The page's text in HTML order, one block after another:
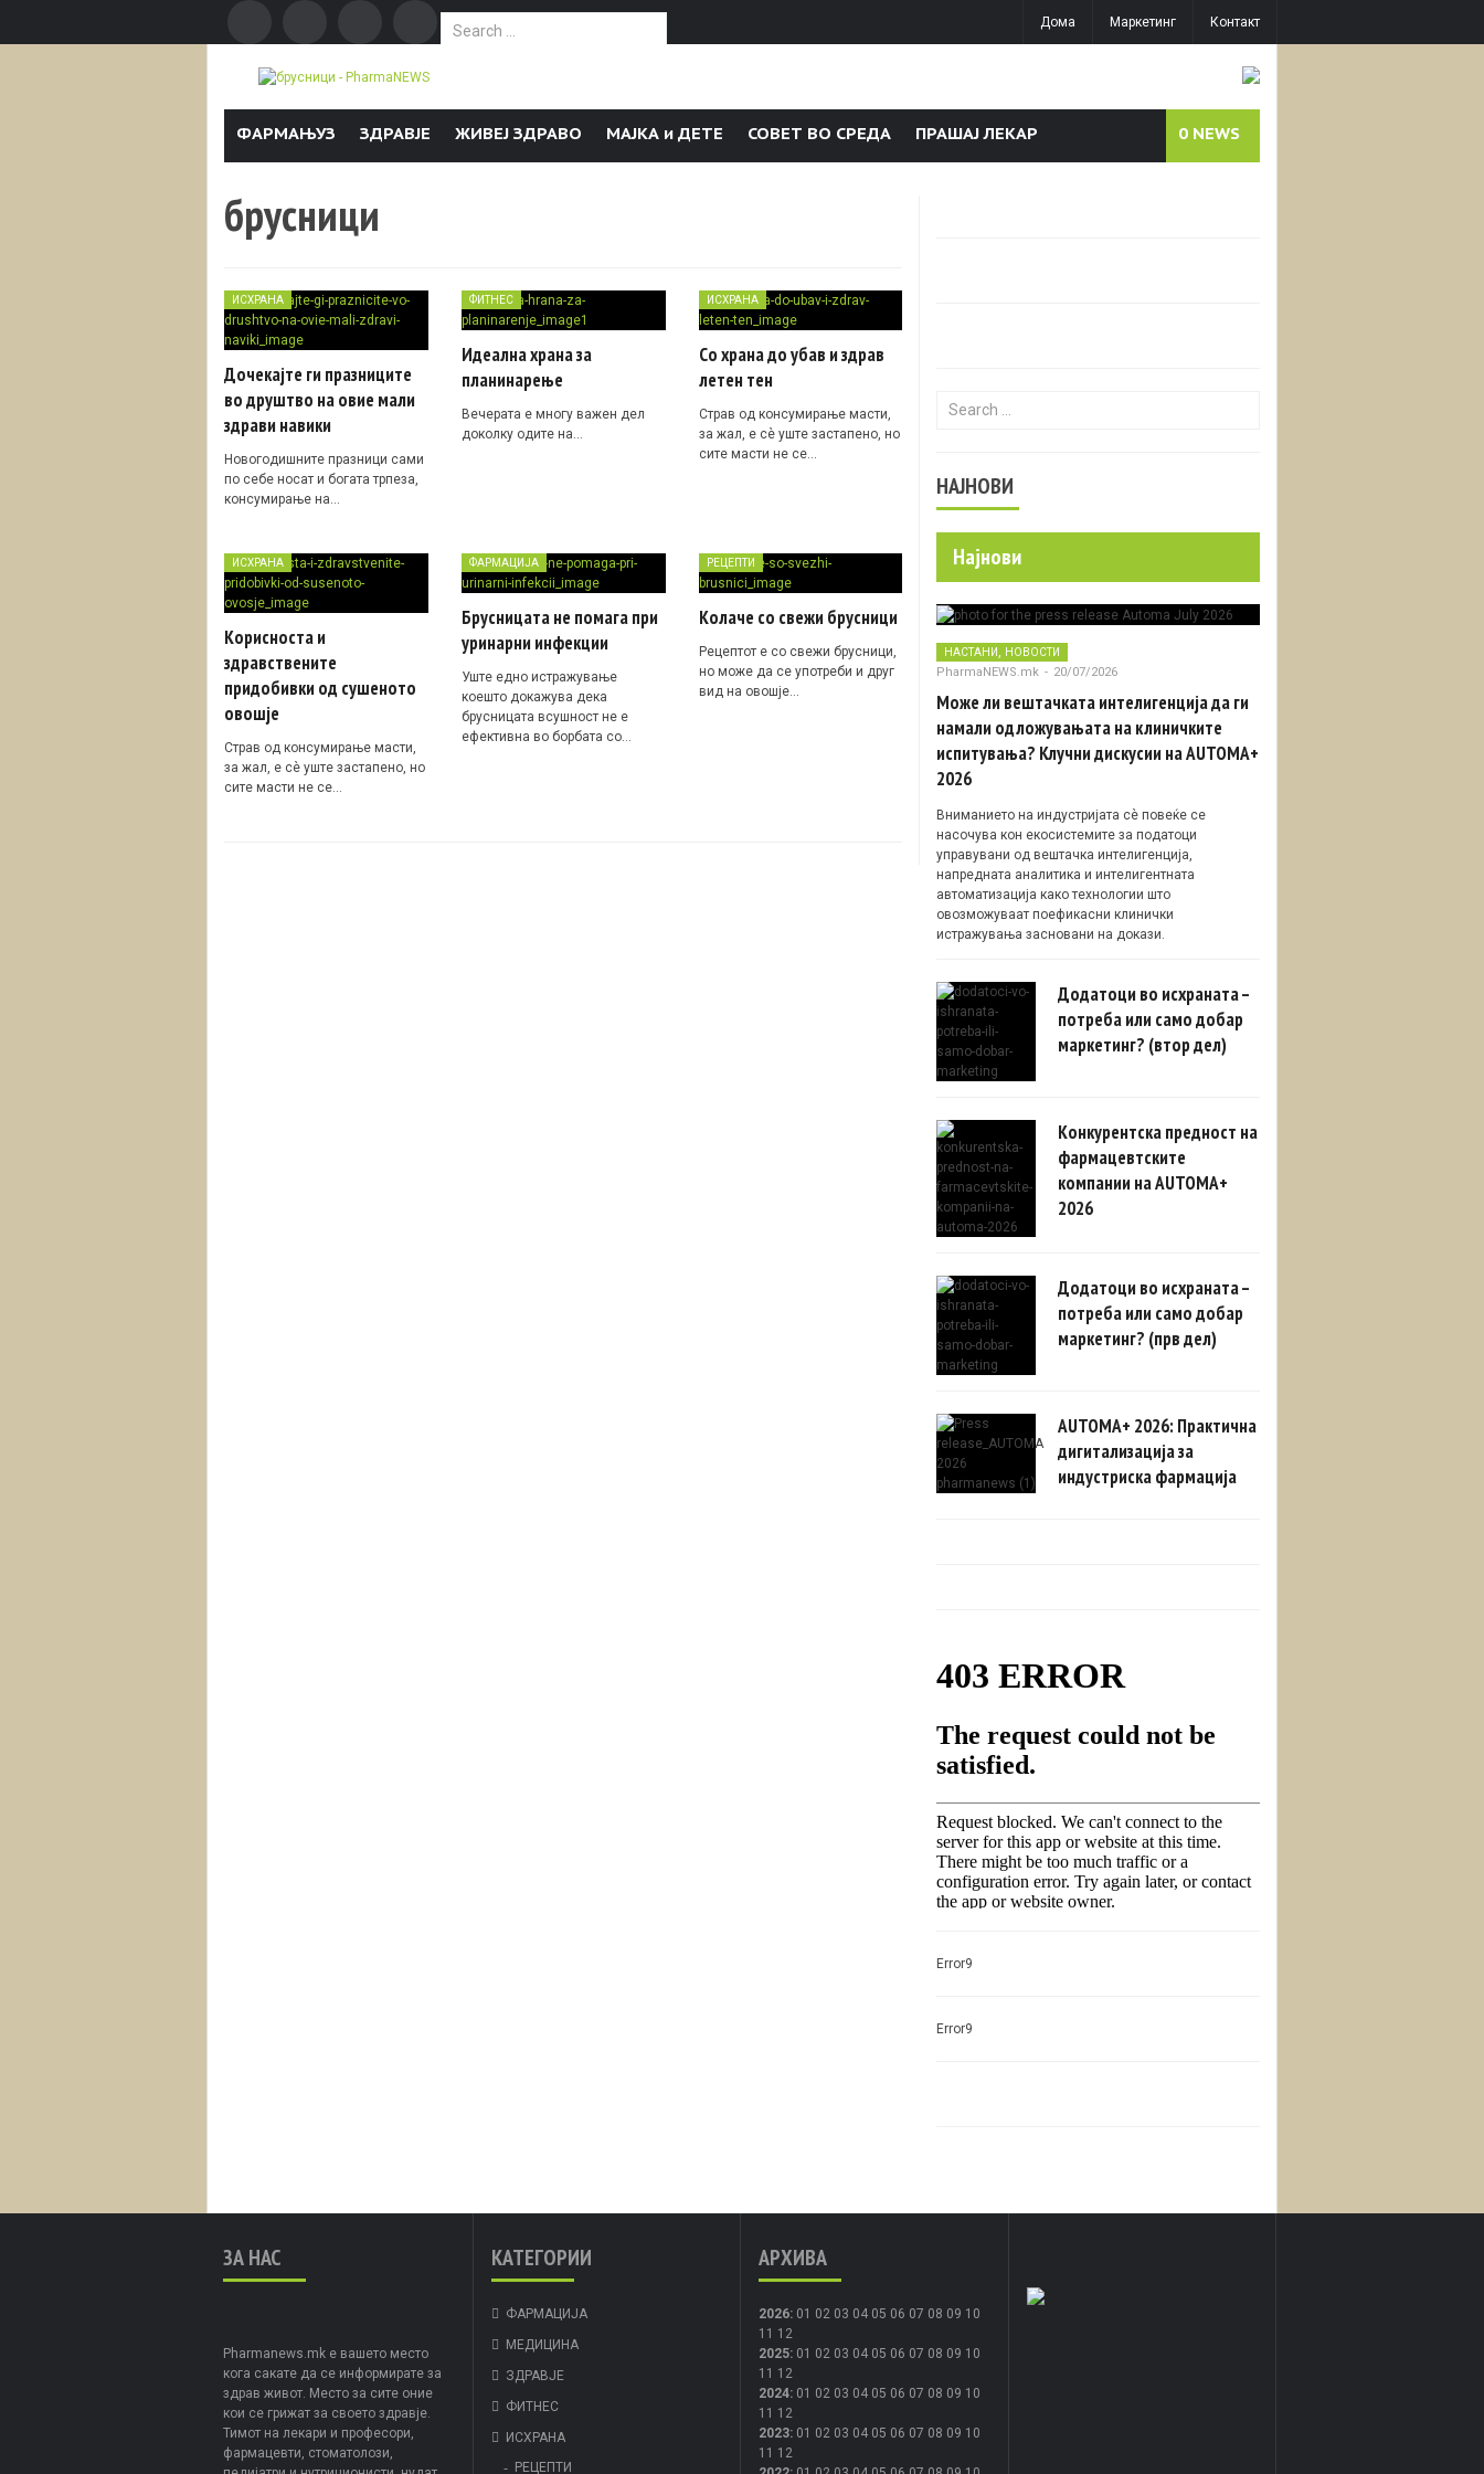
Search for:
Дома Маркетинг Контакт
ФАРМАЊУЗ ЗДРАВЈЕ ЖИВЕЈ ЗДРАВО МАЈКА и ДЕТЕ СОВЕТ ВО СРЕДА ПРАШАЈ ЛЕКАР 0 NEWS
брусници
ИСХРАНА
Дочекајте ги празниците
во друштво на овие мали
здрави навики
Новогодишните празници сами
по себе носат и богата трпеза,
консумирање на…
ФИТНЕС
Идеална храна за
планинарење
Вечерата е многу важен дел
доколку одите на…
ИСХРАНА
Со храна до убав и здрав
летен тен
Страв од консумирање масти,
за жал, е сè уште застапено, но
сите масти не се…
ИСХРАНА
Корисноста и
здравствените
придобивки од сушеното
овошје
Страв од консумирање масти,
за жал, е сè уште застапено, но
сите масти не се…
ФАРМАЦИЈА
Брусницата не помага при
уринарни инфекции
Уште едно истражување
коешто докажува дека
брусницата всушност не е
ефективна во борбата со…
РЕЦЕПТИ
Колаче со свежи брусници
Рецептот е со свежи брусници,
но може да се употреби и друг
вид на овошје…
Search for:
НАЈНОВИ
Најнови
НАСТАНИ НОВОСТИ
PharmaNEWS.mk - 20/07/2026
Може ли вештачката интелигенција да ги
намали одложувањата на клиничките
испитувања? Клучни дискусии на AUTOMA+
2026
Вниманието на индустријата сè повеќе се
насочува кон екосистемите за податоци
управувани од вештачка интелигенција,
напредната аналитика и интелигентната
автоматизација како технологии што
овозможуваат поефикасни клинички
истражувања засновани на докази.
Додатоци во исхраната –
потреба или само добар
маркетинг? (втор дел)
Конкурентска предност на
фармацевтските
компании на AUTOMA+
2026
Додатоци во исхраната –
потреба или само добар
маркетинг? (прв дел)
AUTOMA+ 2026: Практична
дигитализација за
индустриска фармација
Error9
Error9
ЗА НАС
Pharmanews.mk е вашето место
кога сакате да се информирате за
здрав живот. Место за сите оние
кои се грижат за своето здравје.
Тимот на лекари и професори,
фармацевти, стоматолози,
КАТЕГОРИИ
ФАРМАЦИЈА
МЕДИЦИНА
ЗДРАВЈЕ
ФИТНЕС
ИСХРАНА
РЕЦЕПТИ
АРХИВА
2026: 01 02 03 04 05 06 07 08 09 10
11 12
2025: 01 02 03 04 05 06 07 08 09 10
11 12
2024: 01 02 03 04 05 06 07 08 09 10
11 12
2023: 01 02 03 04 05 06 07 08 09 10
11 12